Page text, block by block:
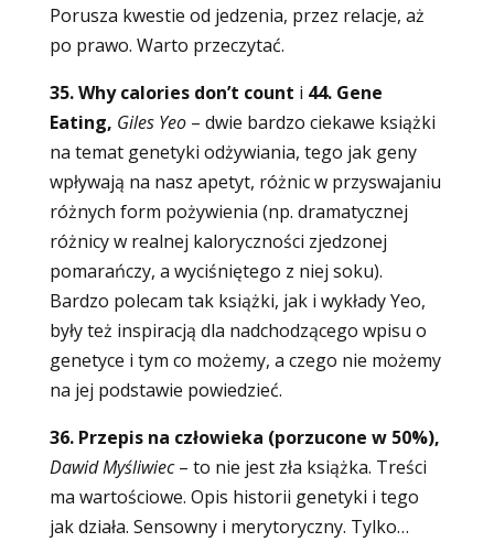
Porusza kwestie od jedzenia, przez relacje, aż
po prawo. Warto przeczytać.
35. Why calories don’t count i 44. Gene
Eating, Giles Yeo – dwie bardzo ciekawe książki
na temat genetyki odżywiania, tego jak geny
wpływają na nasz apetyt, różnic w przyswajaniu
różnych form pożywienia (np. dramatycznej
różnicy w realnej kaloryczności zjedzonej
pomarańczy, a wyciśniętego z niej soku).
Bardzo polecam tak książki, jak i wykłady Yeo,
były też inspiracją dla nadchodzącego wpisu o
genetyce i tym co możemy, a czego nie możemy
na jej podstawie powiedzieć.
36. Przepis na człowieka (porzucone w 50%),
Dawid Myśliwiec– to nie jest zła książka. Treści
ma wartościowe. Opis historii genetyki i tego
jak działa. Sensowny i merytoryczny. Tylko…